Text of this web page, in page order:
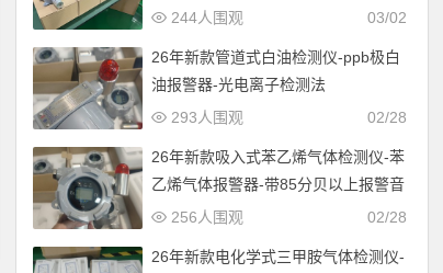
03/02
244人围观
26年新款管道式白油检测仪-ppb极白
油报警器-光电离子检测法
02/28
293人围观
26年新款吸入式苯乙烯气体检测仪-苯
乙烯气体报警器-带85分贝以上报警音
02/28
256人围观
26年新款电化学式三甲胺气体检测仪-